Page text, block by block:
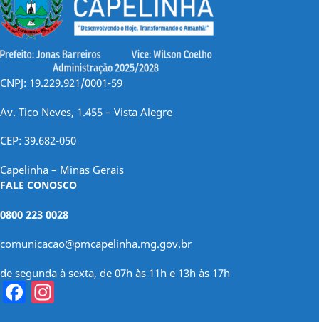
CNPJ: 19.229.921/0001-59
Av. Tico Neves, 1.455 – Vista Alegre
CEP: 39.682-050
Capelinha – Minas Gerais
FALE CONOSCO
0800 223 0028
comunicacao@pmcapelinha.mg.gov.br
de segunda à sexta, de 07h às 11h e 13h às 17h
Facebook